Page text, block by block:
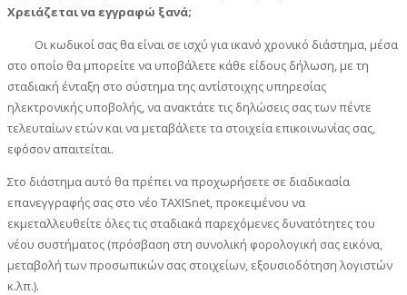
Χρειάζεται να εγγραφώ ξανά;
Οι κωδικοί σας θα είναι σε ισχύ για ικανό χρονικό διάστημα, μέσα
στο οποίο θα μπορείτε να υποβάλετε κάθε είδους δήλωση, με τη
σταδιακή ένταξη στο σύστημα της αντίστοιχης υπηρεσίας
ηλεκτρονικής υποβολής, να ανακτάτε τις δηλώσεις σας των πέντε
τελευταίων ετών και να μεταβάλετε τα στοιχεία επικοινωνίας σας,
εφόσον απαιτείται.
Στο διάστημα αυτό θα πρέπει να προχωρήσετε σε διαδικασία
επανεγγραφής σας στο νέο TAXISnet, προκειμένου να
εκμεταλλευθείτε όλες τις σταδιακά παρεχόμενες δυνατότητες του
νέου συστήματος (πρόσβαση στη συνολική φορολογική σας εικόνα,
μεταβολή των προσωπικών σας στοιχείων, εξουσιοδότηση λογιστών
κ.λπ.).